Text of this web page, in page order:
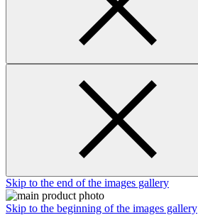
Skip to the end of the images gallery
Skip to the beginning of the images gallery